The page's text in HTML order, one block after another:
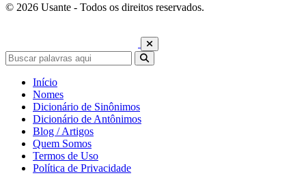
© 2026 Usante - Todos os direitos reservados.
Início
Nomes
Dicionário de Sinônimos
Dicionário de Antônimos
Blog / Artigos
Quem Somos
Termos de Uso
Política de Privacidade